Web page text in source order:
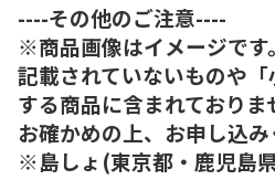
----その他のご注意----
※商品画像はイメージです
記載されていないものや
する商品に含まれており
お確かめの上、お申し込み
※島しょ(東京都・鹿児島